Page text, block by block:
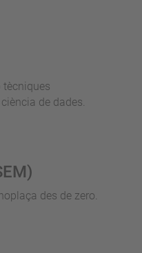
tècniques
de dades.
des de zero.